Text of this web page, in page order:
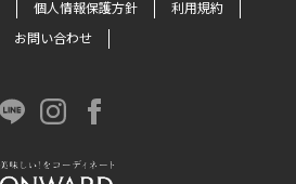
個人情報保護方針
利用規約
お問い合わせ